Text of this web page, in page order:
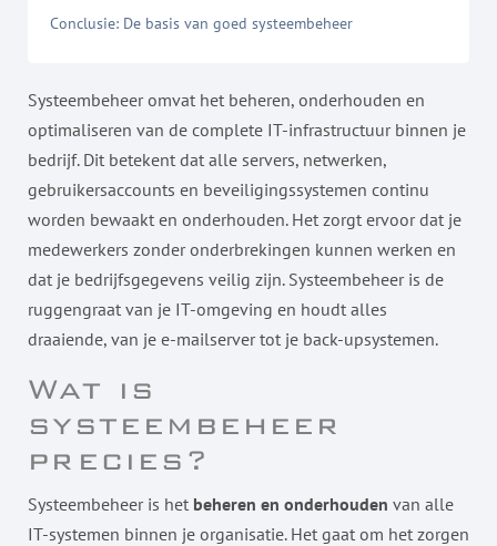
Conclusie: De basis van goed systeembeheer
Systeembeheer omvat het beheren, onderhouden en
optimaliseren van de complete IT-infrastructuur binnen je
bedrijf. Dit betekent dat alle servers, netwerken,
gebruikersaccounts en beveiligingssystemen continu
worden bewaakt en onderhouden. Het zorgt ervoor dat je
medewerkers zonder onderbrekingen kunnen werken en
dat je bedrijfsgegevens veilig zijn. Systeembeheer is de
ruggengraat van je IT-omgeving en houdt alles
draaiende, van je e-mailserver tot je back-upsystemen.
Wat is
systeembeheer
precies?
Systeembeheer is het beheren en onderhouden van alle
IT-systemen binnen je organisatie. Het gaat om het zorgen